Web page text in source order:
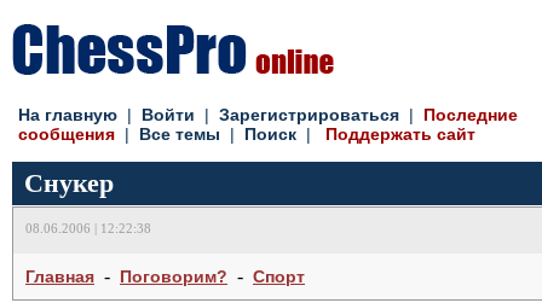
На главную | Войти | Зарегистрироваться | Последние
сообщения | Все темы | Поиск | Поддержать сайт
Снукер
08.06.2006 | 12:22:38
Главная - Поговорим? - Спорт